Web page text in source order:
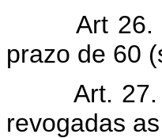
Art 26.
prazo de 60
Art.
revogadas